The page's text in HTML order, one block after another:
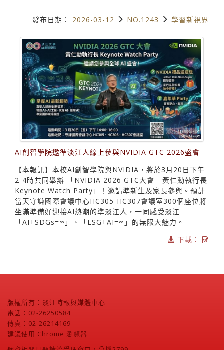
發布日期： 2026-03-12 NO.1243 學習新視界
AI創智學院邀準淡江人線上參與NVIDIA GTC 2026盛會
【本報訊】本校AI創智學院與NVIDIA，將於3月20日下午
2-4時共同舉辦 「NVIDIA 2026 GTC大會 - 黃仁勳執行長
Keynote Watch Party」！邀請準新生及家長參與。預計
當天守謙國際會議中心HC305-HC307會議室300個座位將
坐滿準備好迎接AI熱潮的準淡江人，一同感受淡江
「AI+SDGs=∞」、「ESG+AI=∞」的無限大魅力。
下載：
版權所有：淡江時報與媒體中心
電話：02-26250584
傳真：02-26214169
建議使用 Chrome 瀏覽器